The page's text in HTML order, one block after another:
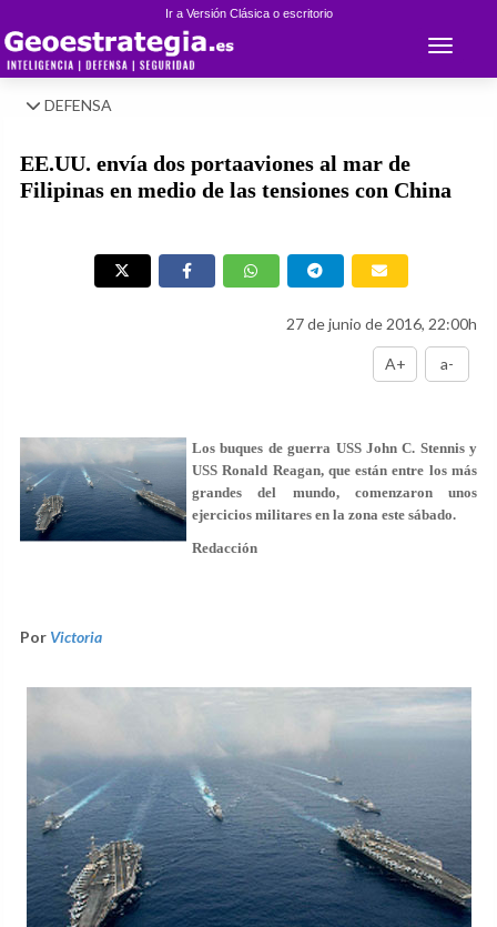
Ir a Versión Clásica o escritorio
Toggle
DEFENSA
EE.UU. envía dos portaaviones al mar de
Filipinas en medio de las tensiones con China
27 de junio de 2016, 22:00h
A+ a-
Los buques de guerra USS John C. Stennis y
USS Ronald Reagan, que están entre los más
grandes del mundo, comenzaron unos
ejercicios militares en la zona este sábado.
Redacción
Por Victoria